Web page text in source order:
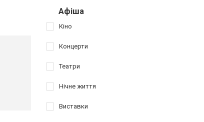
Афіша
Кіно
Концерти
Театри
Нічне життя
Виставки